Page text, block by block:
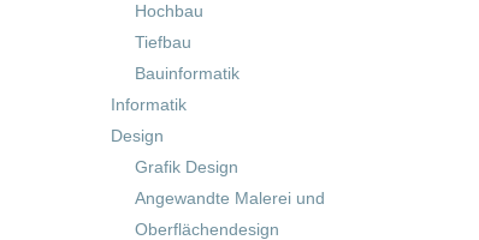
Hochbau
Tiefbau
Bauinformatik
Informatik
Design
Grafik Design
Angewandte Malerei und
Oberflächendesign